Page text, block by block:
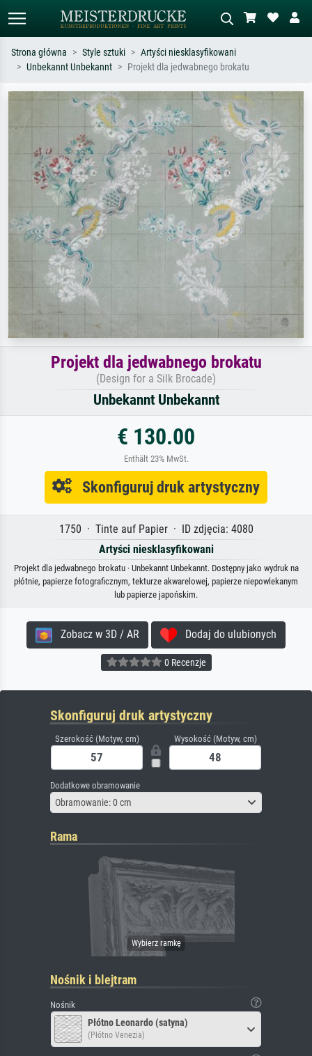
Szukaj wg artysty, tytułu lub stylu – np.
Monet, Gwiaździsta noc,
impresjonizm, fala Hokusaia, akt.
Opisz scenę – np. zielona łąka,
abstrakcja z czerwienią, ciemny olej,
stojący akt obok drzewa.
Strona główna Style sztuki
Artyści niesklasyfikowani
Unbekannt Unbekannt
Projekt dla jedwabnego brokatu
Projekt dla jedwabnego brokatu
(Design for a Silk Brocade)
Unbekannt Unbekannt
€ 130.00
Enthält 23% MwSt.
Skonfiguruj druk artystyczny
1750 · Tinte auf Papier · ID zdjęcia: 4080
Artyści niesklasyfikowani
Projekt dla jedwabnego brokatu · Unbekannt Unbekannt. Dostępny jako wydruk na
płótnie, papierze fotograficznym, tekturze akwarelowej, papierze niepowlekanym
lub papierze japońskim.
Zobacz w 3D / AR Dodaj do ulubionych
0 Recenzje
Skonfiguruj druk artystyczny
Szerokość (Motyw, cm) Wysokość (Motyw, cm)
Dodatkowe obramowanie
Obramowanie: 0 cm
Rama
Nośnik i blejtram
Nośnik
Płótno Leonardo (satyna)
(Płótno Venezia)